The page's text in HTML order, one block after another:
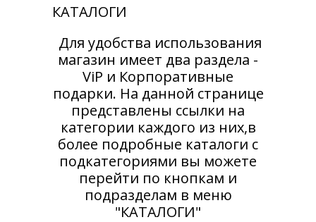
КАТАЛОГИ
Для удобства использования
магазин имеет два раздела -
ViP и Корпоративные
подарки. На данной странице
представлены ссылки на
категории каждого из них,в
более подробные каталоги с
подкатегориями вы можете
перейти по кнопкам и
подразделам в меню
"КАТАЛОГИ"